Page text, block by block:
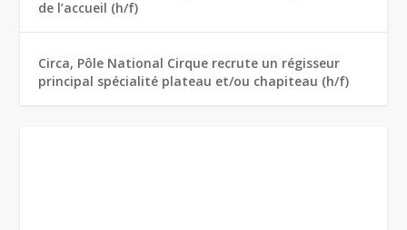
de l’accueil (h/f)
Circa, Pôle National Cirque recrute un régisseur
principal spécialité plateau et/ou chapiteau (h/f)